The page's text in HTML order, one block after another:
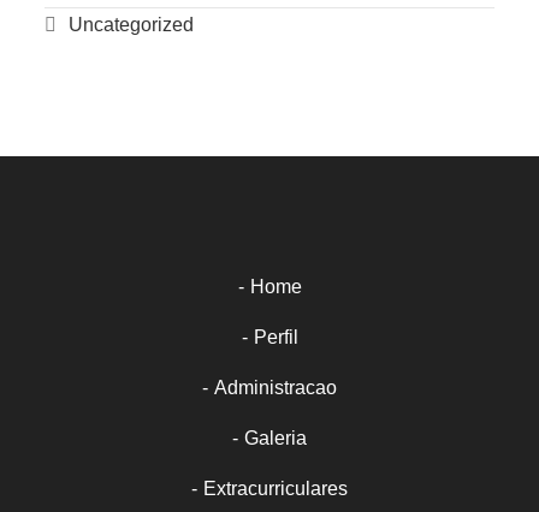
Uncategorized
Home
Perfil
Administracao
Galeria
Extracurriculares